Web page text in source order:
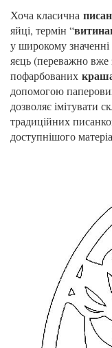
Хоча класична
яйці, термін “
у широкому
яєць (переважно вже
пофарбованих
допомогою
дозволяє імітувати
традиційних
доступнішого